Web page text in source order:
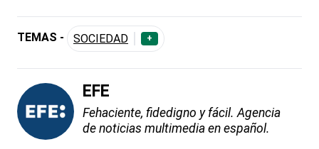
TEMAS - SOCIEDAD +
EFE
Fehaciente, fidedigno y fácil. Agencia
de noticias multimedia en español.